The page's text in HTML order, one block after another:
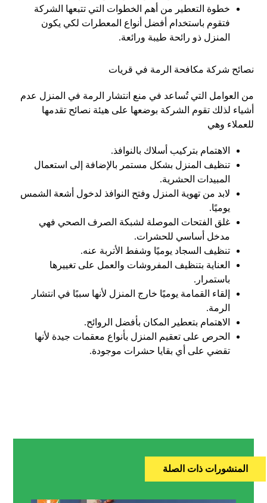
خطوة التعطير من أهم الخطوات التي تتبعها الشركة
فتقوم باستخدام أفضل أنواع المعطرات لكي يكون
المنزل ذو رائحة طيبة ورائعة.
نصائح شركة مكافحة الرمة في قريات
من العوامل التي تُساعد في منع انتشار الرمة في المنزل عدم
أشياء لذلك تقوم الشركة بوضعها على هيئة نصائح تقدمها
للعملاء وهي
الاهتمام بتركيب أسلاك بالنوافذ.
تنظيف المنزل بشكل مستمر بالإضافة إلى استعمال
المبيدات الحشرية.
لابد من تهوية المنزل وفتح النوافذ لدخول أشعة الشمس
يوميًا.
غلق الفتحات الموصلة لشبكة الصرف الصحي فهي
مدخل أساسي للحشرات.
تنظيف السجاد يوميًا وشفط الأتربة عنه.
العناية بتنظيف المفروشات والعمل على تغييرها
باستمرار.
إلقاء القمامة يوميًا خارج المنزل لأنها سببًا في انتشار
الرمة.
الاهتمام بتعطير المكان بأفضل الروائح.
الحرص على تعقيم المنزل بأنواع معقمات جيدة لأنها
تقضي على أي بقايا حشرات موجودة.
المنشورات ذات الصلة